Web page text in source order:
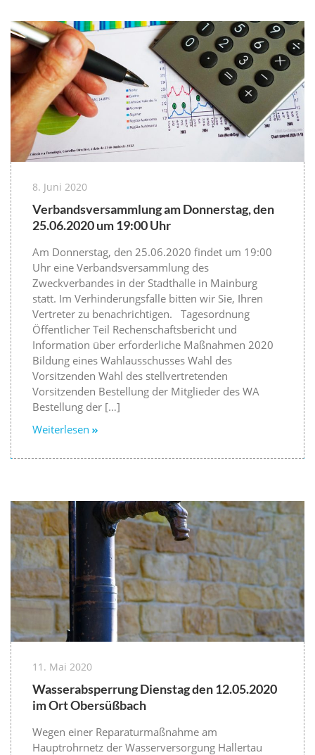
8. Juni 2020
Verbandsversammlung am Donnerstag, den
25.06.2020 um 19:00 Uhr
Am Donnerstag, den 25.06.2020 findet um 19:00
Uhr eine Verbandsversammlung des
Zweckverbandes in der Stadthalle in Mainburg
statt. Im Verhinderungsfalle bitten wir Sie, Ihren
Vertreter zu benachrichtigen. Tagesordnung
Öffentlicher Teil Rechenschaftsbericht und
Information über erforderliche Maßnahmen 2020
Bildung eines Wahlausschusses Wahl des
Vorsitzenden Wahl des stellvertretenden
Vorsitzenden Bestellung der Mitglieder des WA
Bestellung der […]
Weiterlesen
11. Mai 2020
Wasserabsperrung Dienstag den 12.05.2020
im Ort Obersüßbach
Wegen einer Reparaturmaßnahme am
Hauptrohrnetz der Wasserversorgung Hallertau